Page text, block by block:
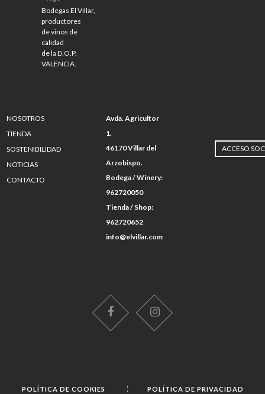
Bodegas El Villar,
productores
de vinos de
calidad
de la D.O.P.
VALENCIA.
NOSOTROS
TIENDA
SOSTENIBILIDAD
NOTICIAS
CONTACTO
Avda. Agricultor
1.
46170 Villar del
Arzobispo.
Bodega / Winery:
962720050
Tienda / Shop:
962720652
info@elvillar.com
ACCESO
POLÍTICA DE COOKIES
POLÍTICA DE PRIVACIDAD